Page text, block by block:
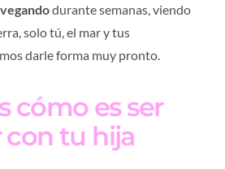
durante semanas, viendo
solo tú, el mar y tus
darle forma muy pronto.
cómo es ser
tu hija